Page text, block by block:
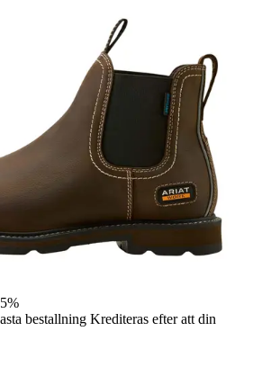
bestallning Krediteras efter att din